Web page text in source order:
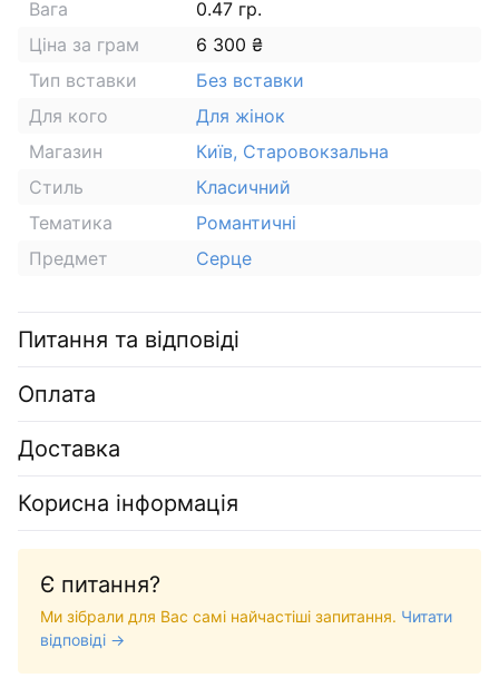
Вага
0.47 гр.
Ціна за грам
6 300 ₴
Тип вставки
Без вставки
Для кого
Для жінок
Магазин
Київ, Старовокзальна
Стиль
Класичний
Тематика
Романтичні
Предмет
Серце
Питання та відповіді
Оплата
Доставка
Корисна інформація
Є питання?
Ми зібрали для Вас самі найчастіші запитання. Читати
відповіді →